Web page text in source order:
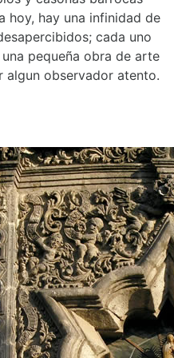
hoy, hay una infinidad de
cada uno
pequeña obra de arte
algun observador atento.